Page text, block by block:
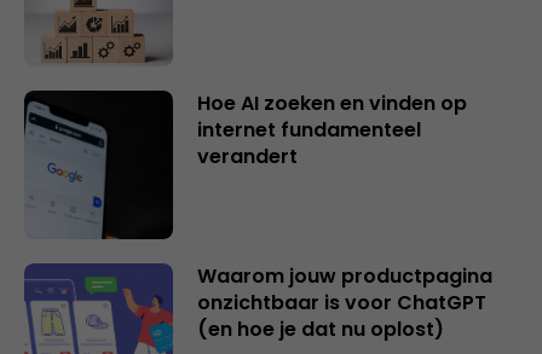
Hoe AI zoeken en vinden op
internet fundamenteel
verandert
Waarom jouw productpagina
onzichtbaar is voor ChatGPT
(en hoe je dat nu oplost)